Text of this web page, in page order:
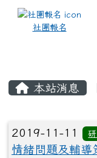
社團報名
本站消息
文章列表
2019-11-11
情緒問題及輔導